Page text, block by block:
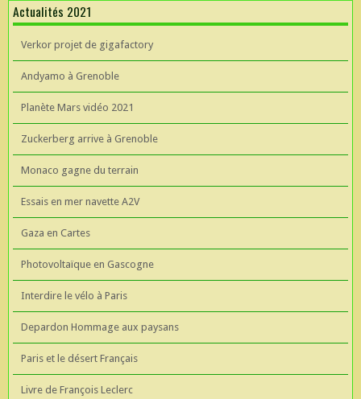
Actualités 2021
Verkor projet de gigafactory
Andyamo à Grenoble
Planète Mars vidéo 2021
Zuckerberg arrive à Grenoble
Monaco gagne du terrain
Essais en mer navette A2V
Gaza en Cartes
Photovoltaïque en Gascogne
Interdire le vélo à Paris
Depardon Hommage aux paysans
Paris et le désert Français
Livre de François Leclerc